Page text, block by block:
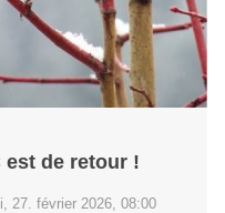
est de retour !
27. février 2026, 08:00